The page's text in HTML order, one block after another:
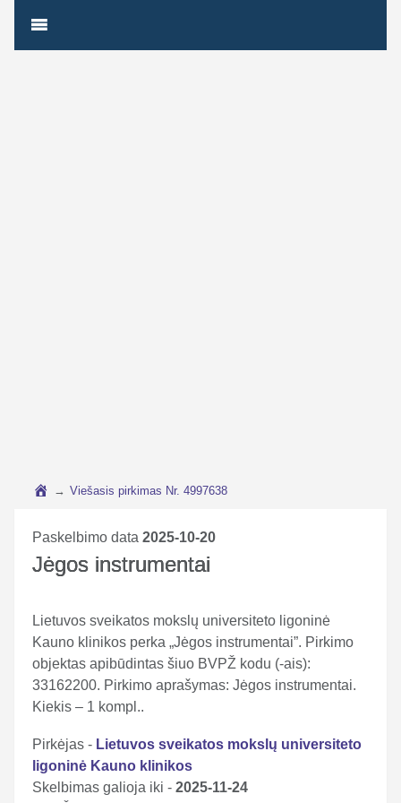
→ Viešasis pirkimas Nr. 4997638
Paskelbimo data 2025-10-20
Jėgos instrumentai
Lietuvos sveikatos mokslų universiteto ligoninė
Kauno klinikos perka „Jėgos instrumentai”. Pirkimo
objektas apibūdintas šiuo BVPŽ kodu (-ais):
33162200. Pirkimo aprašymas: Jėgos instrumentai.
Kiekis – 1 kompl..
Pirkėjas - Lietuvos sveikatos mokslų universiteto
ligoninė Kauno klinikos
Skelbimas galioja iki - 2025-11-24